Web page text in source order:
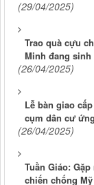
(29/04/2025)
Trao quà cựu
Minh đang sinh
(26/04/2025)
Lễ bàn giao
cụm dân cư
(26/04/2025)
Tuần Giáo:
chiến chống